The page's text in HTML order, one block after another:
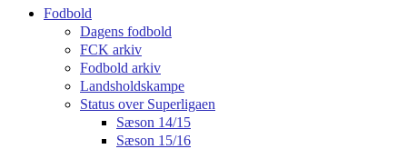
Fodbold
Dagens fodbold
FCK arkiv
Fodbold arkiv
Landsholdskampe
Status over Superligaen
Sæson 14/15
Sæson 15/16